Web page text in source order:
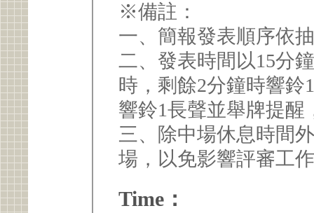
※備註：
一、簡報發表順序依
二、發表時間以15分
時，剩餘2分鐘時響鈴
響鈴1長聲並舉牌提
三、除中場休息時間
場，以免影響評審工
Time：